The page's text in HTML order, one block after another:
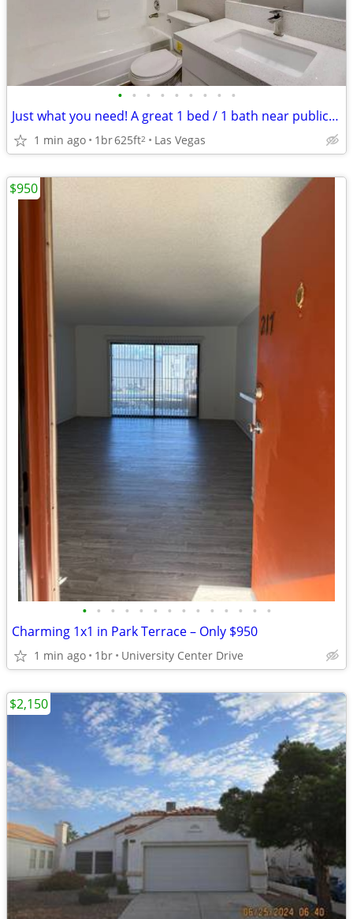
• • • • • • • • •
Just what you need! A great 1 bed / 1 bath near public transport!
1 min ago 1br625ft2 Las Vegas
• • • • • • • • • • • • • •
Charming 1x1 in Park Terrace – Only $950
1 min ago 1br University Center Drive
$950
$2,150